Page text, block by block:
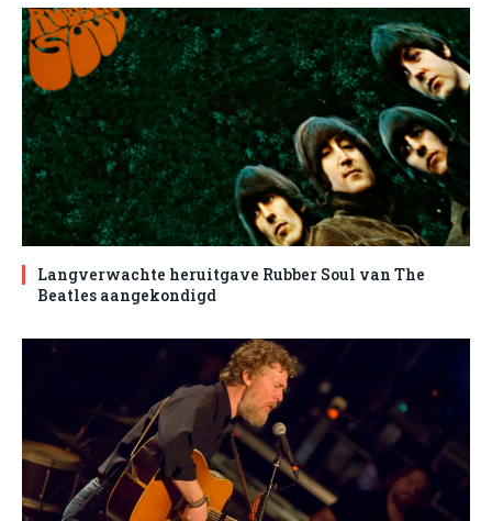
Langverwachte heruitgave Rubber Soul van The
Beatles aangekondigd